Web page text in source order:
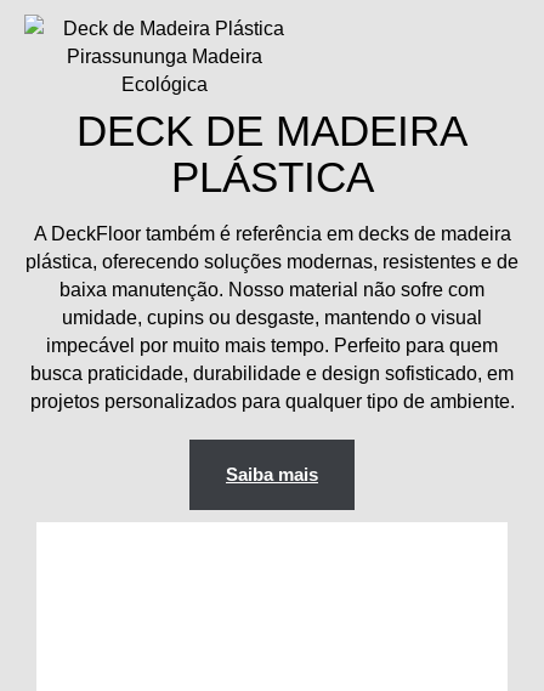
DECK DE MADEIRA
PLÁSTICA
A DeckFloortambém é referência em decks de madeira
plástica, oferecendo soluções modernas, resistentes e de
baixa manutenção. Nosso material não sofre com
umidade, cupins ou desgaste, mantendo o visual
impecável por muito mais tempo. Perfeito para quem
busca praticidade, durabilidade e design sofisticado, em
projetos personalizados para qualquer tipo de ambiente.
Saiba mais